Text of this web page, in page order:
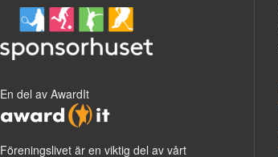
En del av AwardIt
Föreningslivet är en viktig del av vårt